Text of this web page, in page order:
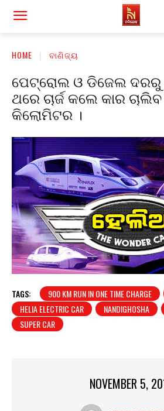
HOME ବାଣିଜ୍ୟ
ପେଟ୍ରୋଲ ଓ ଡିଜେଲ ଦରରୁ
ଥରେ ଚାର୍ଜ କଲେ କାର
କିଲୋମିଟର ।
TAGS: 900 KM RUN IN ONE TIME CHARGE
HELIA ELECTRIC CAR
NANDIGHOSHA
SUPER CAR
NOVEMBER 5,